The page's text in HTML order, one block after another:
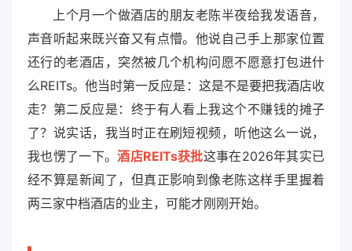
上个月一个做酒店的朋友老陈半夜给我发语音，
声音听起来既兴奋又有点懵。他说自己手上那家位置
还行的老酒店，突然被几个机构问愿不愿意打包进什
么REITs。他当时第一反应是：这是不是要把我酒店收
走？第二反应是：终于有人看上我这个不赚钱的摊子
了？说实话，我当时正在刷短视频，听他这么一说，
我也愣了一下。酒店REITs获批这事在2026年其实已
经不算是新闻了，但真正影响到像老陈这样手里握着
两三家中档酒店的业主，可能才刚刚开始。